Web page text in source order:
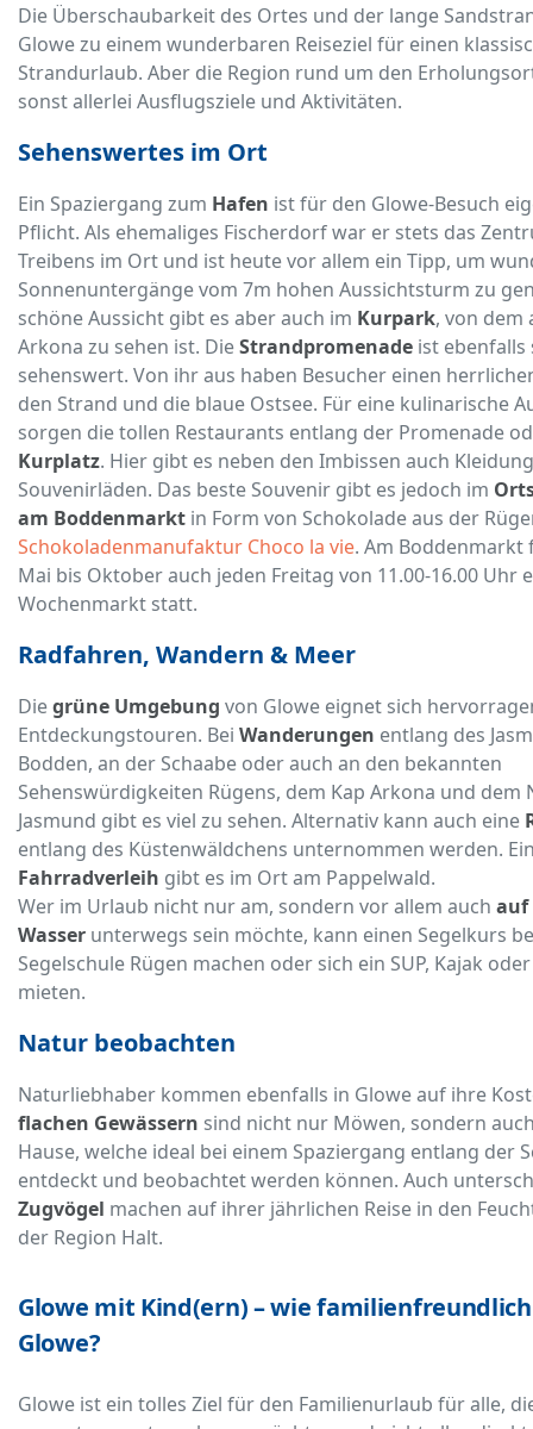
Die Überschaubarkeit des Ortes und der lange
Glowe zu einem wunderbaren Reiseziel für einen
Strandurlaub. Aber die Region rund um den
sonst allerlei Ausflugsziele und Aktivitäten.
Sehenswertes im Ort
Ein Spaziergang zum Hafen ist für den Glowe-Besuch
Pflicht. Als ehemaliges Fischerdorf war er stets das
Treibens im Ort und ist heute vor allem ein Tipp, um
Sonnenuntergänge vom 7m hohen Aussichtsturm zu
schöne Aussicht gibt es aber auch im Kurpark, von dem
Arkona zu sehen ist. DieStrandpromenade ist ebenfalls
sehenswert. Von ihr aus haben Besucher einen
den Strand und die blaue Ostsee. Für eine kulinarische
sorgen die tollen Restaurants entlang der Promenade
Kurplatz. Hier gibt es neben den Imbissen auch
Souvenirläden. Das beste Souvenir gibt es jedoch im
am Boddenmarkt in Form von Schokolade aus der
Schokoladenmanufaktur Choco la vie. Am Boddenmarkt
Mai bis Oktober auch jeden Freitag von 11.00-16.00 Uhr
Wochenmarkt statt.
Radfahren, Wandern & Meer
Diegrüne Umgebung von Glowe eignet sich
Entdeckungstouren. Bei Wanderungen entlang des
Bodden, an der Schaabe oder auch an den bekannten
Sehenswürdigkeiten Rügens, dem Kap Arkona und dem
Jasmund gibt es viel zu sehen. Alternativ kann auch eine
entlang des Küstenwäldchens unternommen werden.
Fahrradverleih gibt es im Ort am Pappelwald.
Wer im Urlaub nicht nur am, sondern vor allem auch auf
Wasser unterwegs sein möchte, kann einen Segelkurs
Segelschule Rügen machen oder sich ein SUP, Kajak
mieten.
Natur beobachten
Naturliebhaber kommen ebenfalls in Glowe auf ihre
flachen Gewässern sind nicht nur Möwen, sondern
Hause, welche ideal bei einem Spaziergang entlang der
entdeckt und beobachtet werden können. Auch
Zugvögel machen auf ihrer jährlichen Reise in den
der Region Halt.
Glowe mit Kind(ern) – wie
Glowe?
Glowe ist ein tolles Ziel für den Familienurlaub für alle,